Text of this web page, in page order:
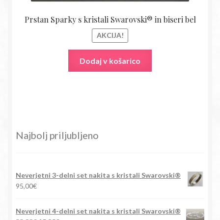
Prstan Sparky s kristali Swarovski® in biseri bel
AKCIJA!
Dodaj v košarico
Najbolj priljubljeno
Neverjetni 3-delni set nakita s kristali Swarovski®
95,00€
Neverjetni 4-delni set nakita s kristali Swarovski®